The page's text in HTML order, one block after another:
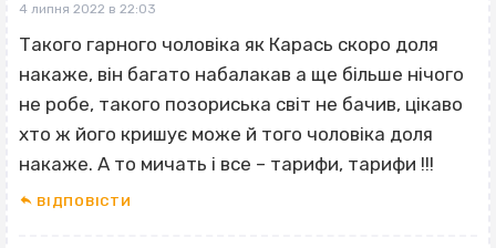
4 липня 2022 в 22:03
Такого гарного чоловіка як Карась скоро доля
накаже, він багато набалакав а ще більше нічого
не робе, такого позориська світ не бачив, цікаво
хто ж його кришує може й того чоловіка доля
накаже. А то мичать і все – тарифи, тарифи !!!
ВІДПОВІCТИ